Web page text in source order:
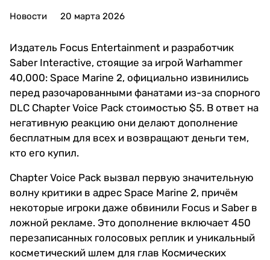
Новости 20 марта 2026
Издатель Focus Entertainment и разработчик
Saber Interactive, стоящие за игрой Warhammer
40,000: Space Marine 2, официально извинились
перед разочарованными фанатами из-за спорного
DLC Chapter Voice Pack стоимостью $5. В ответ на
негативную реакцию они делают дополнение
бесплатным для всех и возвращают деньги тем,
кто его купил.
Chapter Voice Pack вызвал первую значительную
волну критики в адрес Space Marine 2, причём
некоторые игроки даже обвинили Focus и Saber в
ложной рекламе. Это дополнение включает 450
перезаписанных голосовых реплик и уникальный
косметический шлем для глав Космических